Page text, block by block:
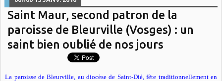
Saint Maur, second patron de la
paroisse de Bleurville (Vosges) : un
saint bien oublié de nos jours
La paroisse de Bleurville, au diocèse de Saint-Dié, fête traditionnellement en